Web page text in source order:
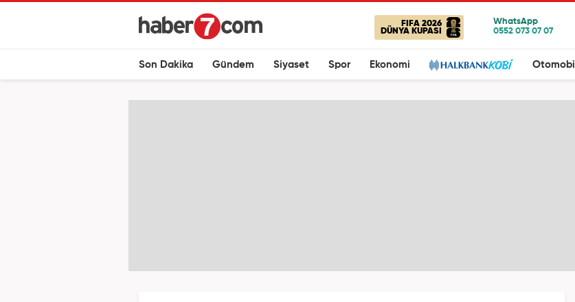
FIFA 2026
DÜNYA KUPASI
Son Dakika Gündem Siyaset Spor Ekonomi Otomobil